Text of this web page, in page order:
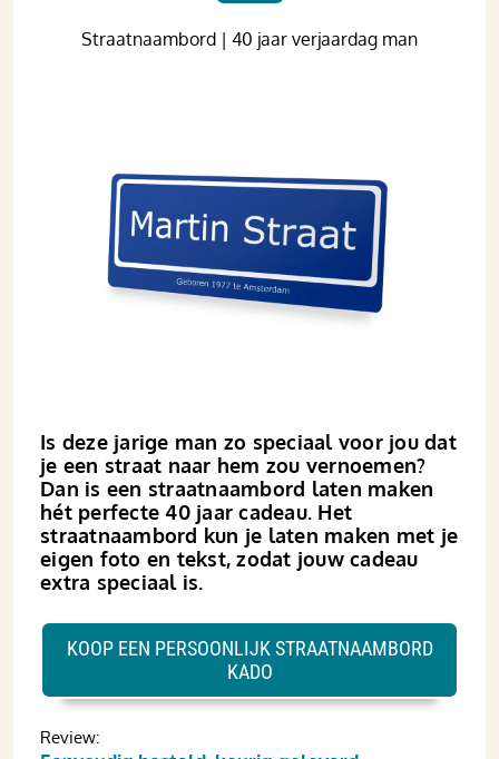
Is deze jarige man zo speciaal voor jou dat
je een straat naar hem zou vernoemen?
Dan is een straatnaambord laten maken
hét perfecte 40 jaar cadeau. Het
straatnaambord kun je laten maken met je
eigen foto en tekst, zodat jouw cadeau
extra speciaal is.
Straatnaambord | 40 jaar verjaardag man
Review:
KOOP EEN PERSOONLIJK STRAATNAAMBORD
KADO